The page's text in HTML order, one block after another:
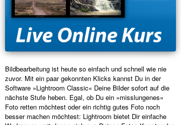
Bildbearbeitung ist heute so einfach und schnell wie nie
zuvor. Mit ein paar gekonnten Klicks kannst Du in der
Software »Lightroom Classic« Deine Bilder sofort auf die
nächste Stufe heben. Egal, ob Du ein »misslungenes«
Foto retten möchtest oder ein richtig gutes Foto noch
besser machen möchtest: Lightroom bietet Dir einfache